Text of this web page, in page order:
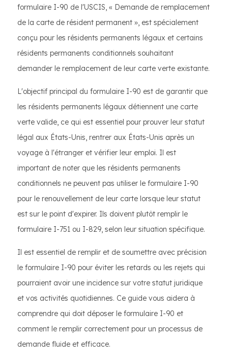
formulaire I-90 de l'USCIS, « Demande de remplacement
de la carte de résident permanent », est spécialement
conçu pour les résidents permanents légaux et certains
résidents permanents conditionnels souhaitant
demander le remplacement de leur carte verte existante.
L'objectif principal du formulaire I-90 est de garantir que
les résidents permanents légaux détiennent une carte
verte valide, ce qui est essentiel pour prouver leur statut
légal aux États-Unis, rentrer aux États-Unis après un
voyage à l'étranger et vérifier leur emploi. Il est
important de noter que les résidents permanents
conditionnels ne peuvent pas utiliser le formulaire I-90
pour le renouvellement de leur carte lorsque leur statut
est sur le point d'expirer. Ils doivent plutôt remplir le
formulaire I-751 ou I-829, selon leur situation spécifique.
Il est essentiel de remplir et de soumettre avec précision
le formulaire I-90 pour éviter les retards ou les rejets qui
pourraient avoir une incidence sur votre statut juridique
et vos activités quotidiennes. Ce guide vous aidera à
comprendre qui doit déposer le formulaire I-90 et
comment le remplir correctement pour un processus de
demande fluide et efficace.